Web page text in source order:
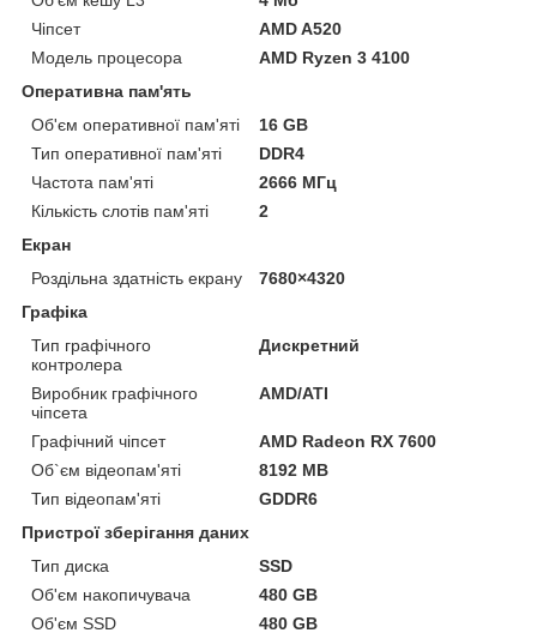
Чіпсет
AMD A520
Модель процесора
AMD Ryzen 3 4100
Оперативна пам'ять
Об'єм оперативної пам'яті
16 GB
Тип оперативної пам'яті
DDR4
Частота пам'яті
2666 МГц
Кількість слотів пам'яті
2
Екран
Роздільна здатність екрану
7680×4320
Графіка
Тип графічного
контролера
Дискретний
Виробник графічного
чіпсета
AMD/ATI
Графічний чіпсет
AMD Radeon RX 7600
Об`єм відеопам'яті
8192 MB
Тип відеопам'яті
GDDR6
Пристрої зберігання даних
Тип диска
SSD
Об'єм накопичувача
480 GB
Об'єм SSD
480 GB